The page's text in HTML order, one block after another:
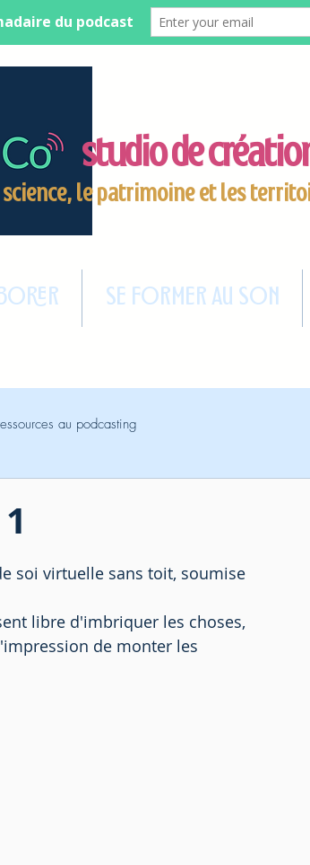
studio de
science, le patrimoine et les
SE FORMER AU SON
au podcasting
soi virtuelle sans toit, soumise
libre d'imbriquer les choses,
de monter les